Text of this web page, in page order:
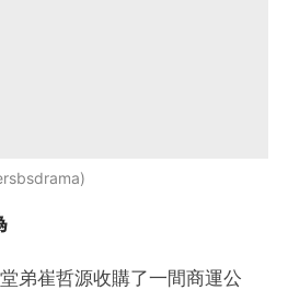
弟崔哲源收購了一間商運公